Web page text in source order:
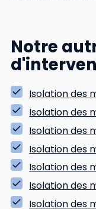
Notre
Isolation des
Isolation des
Isolation des
Isolation des
Isolation des
Isolation des
Isolation des